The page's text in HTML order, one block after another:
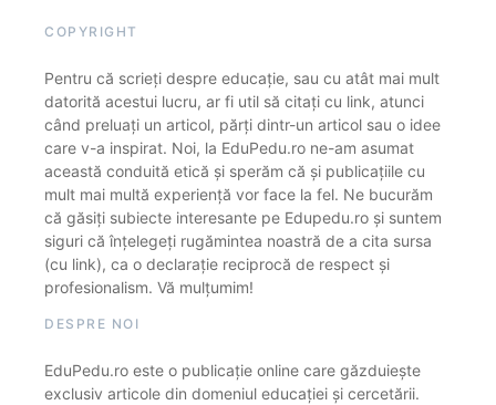
COPYRIGHT
Pentru că scrieți despre educație, sau cu atât mai mult
datorită acestui lucru, ar fi util să citați cu link, atunci
când preluați un articol, părți dintr-un articol sau o idee
care v-a inspirat. Noi, la EduPedu.ro ne-am asumat
această conduită etică și sperăm că și publicațiile cu
mult mai multă experiență vor face la fel. Ne bucurăm
că găsiți subiecte interesante pe Edupedu.ro și suntem
siguri că înțelegeți rugămintea noastră de a cita sursa
(cu link), ca o declarație reciprocă de respect și
profesionalism. Vă mulțumim!
DESPRE NOI
EduPedu.ro este o publicație online care găzduiește
exclusiv articole din domeniul educației și cercetării.